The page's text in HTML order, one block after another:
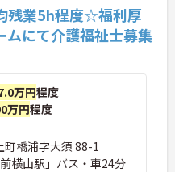
残業5h程度☆福利厚
にて介護福祉士募集
万円程度
万円程度
町橋浦字大須 88-1
横山駅」バス・車24分